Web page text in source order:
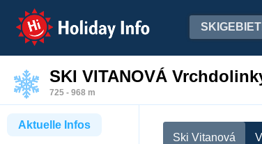
Holiday Info
SKI VITANOVÁ
725 - 968 m
Aktuelle Infos
Ski Vitanová